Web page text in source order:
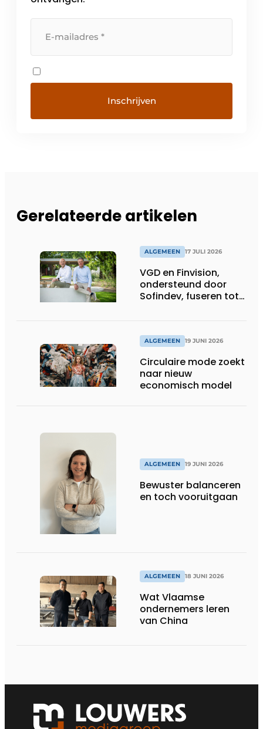
Gerelateerde artikelen
ALGEMEEN 17 JULI 2026
VGD en Finvision,
ondersteund door
Sofindev, fuseren tot
ALGEMEEN 19 JUNI 2026
Circulaire mode zoekt
naar nieuw
economisch model
ALGEMEEN 19 JUNI 2026
Bewuster balanceren
en toch vooruitgaan
ALGEMEEN 18 JUNI 2026
Wat Vlaamse
ondernemers leren
van China